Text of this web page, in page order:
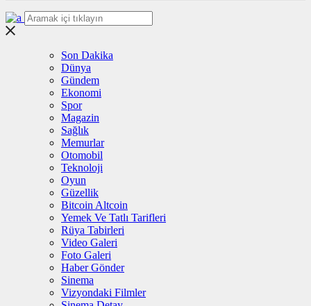
Son Dakika
Dünya
Gündem
Ekonomi
Spor
Magazin
Sağlık
Memurlar
Otomobil
Teknoloji
Oyun
Güzellik
Bitcoin Altcoin
Yemek Ve Tatlı Tarifleri
Rüya Tabirleri
Video Galeri
Foto Galeri
Haber Gönder
Sinema
Vizyondaki Filmler